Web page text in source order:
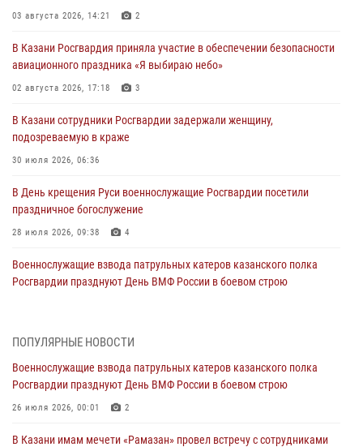
03 августа 2026, 14:21 2
В Казани Росгвардия приняла участие в обеспечении безопасности
авиационного праздника «Я выбираю небо»
02 августа 2026, 17:18 3
В Казани сотрудники Росгвардии задержали женщину,
подозреваемую в краже
30 июля 2026, 06:36
В День крещения Руси военнослужащие Росгвардии посетили
праздничное богослужение
28 июля 2026, 09:38 4
Военнослужащие взвода патрульных катеров казанского полка
Росгвардии празднуют День ВМФ России в боевом строю
Татарстанские росгвардейцы завоевали «бронзу» в окружном этапе
24 июля 2026, 15:05
В казанском полку Росгвардии состоялся концерт певицы Кристины
ПОПУЛЯРНЫЕ НОВОСТИ
Военнослужащие взвода патрульных катеров казанского полка
Росгвардии празднуют День ВМФ России в боевом строю
26 июля 2026, 00:01 2
В Казани имам мечети «Рамазан» провел встречу с сотрудниками